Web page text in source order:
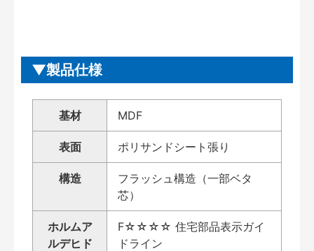
製品仕様
基材 MDF
表面 ポリサンドシート張り
構造
フラッシュ構造（一部ベタ
芯）
ホルムア
ルデヒド
F☆☆☆☆ 住宅部品表示ガイ
ドライン